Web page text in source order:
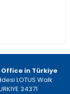
Office in Türkiye
LOTUS Walk
34371